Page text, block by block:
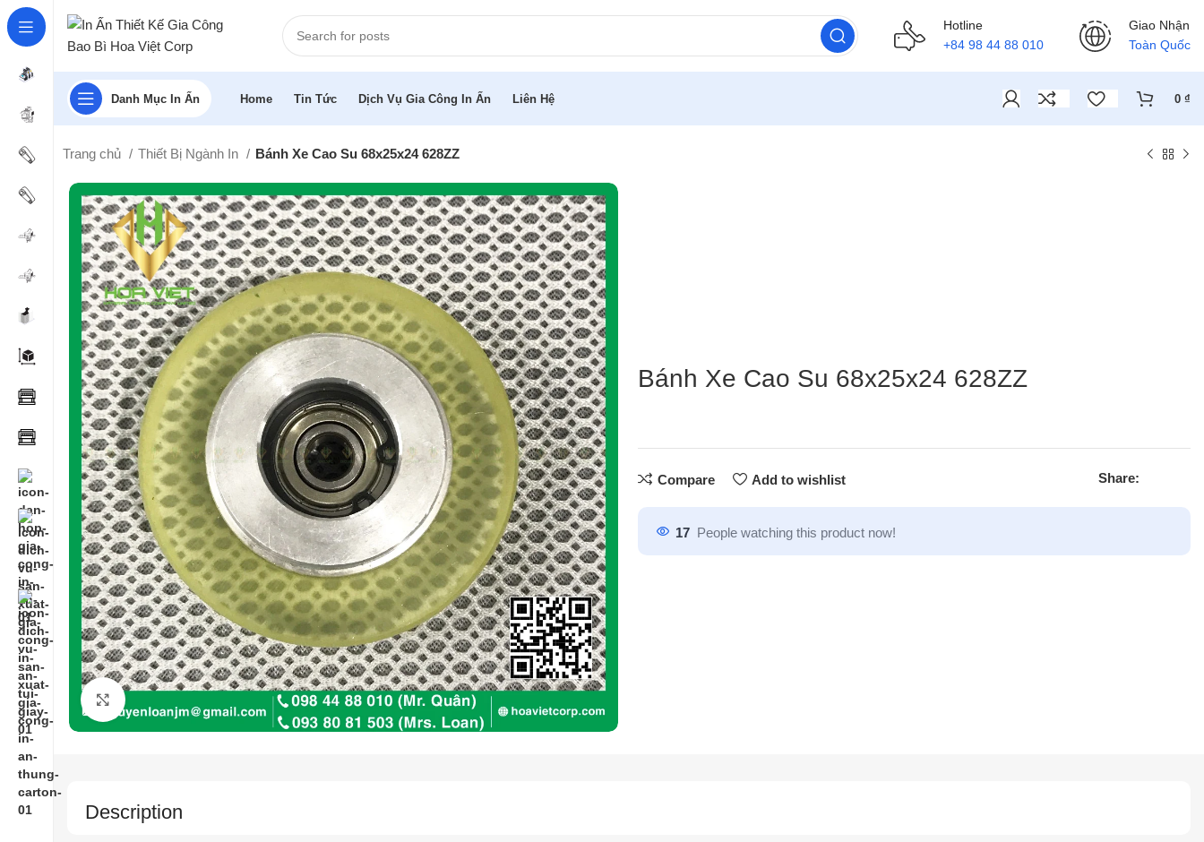
Hotline
+84 98 44 88 010
Giao Nhận
Toàn Quốc
Danh Mục In Ấn Home Tin Tức Dịch Vụ Gia Công In Ấn Liên Hệ 0 ₫
Trang chủ Thiết Bị Ngành In Bánh Xe Cao Su 68x25x24 628ZZ
Bánh Xe Cao Su 68x25x24 628ZZ
Compare Add to wishlist Share:
17 People watching this product now!
Description